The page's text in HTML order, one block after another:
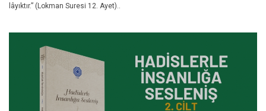
lâyıktır.” (Lokman Suresi 12. Ayet)..